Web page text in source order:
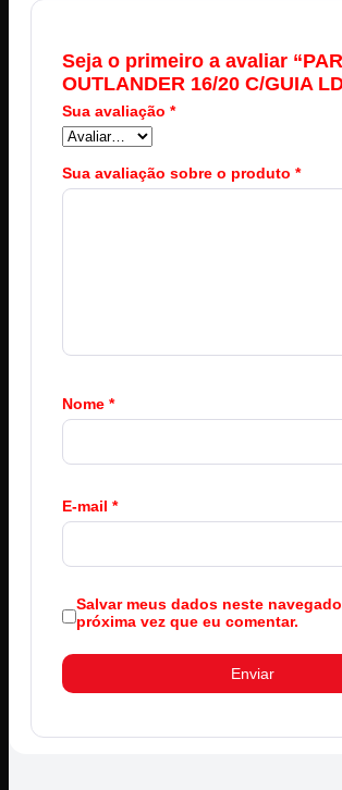
Seja o primeiro a avaliar
OUTLANDER 16/20 C/GUIA
Sua avaliação *
Sua avaliação sobre o produto *
Nome *
E-mail *
Salvar meus dados neste
próxima vez que eu comentar.